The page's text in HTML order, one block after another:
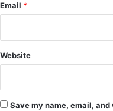
Email *
Website
Save my name, email,